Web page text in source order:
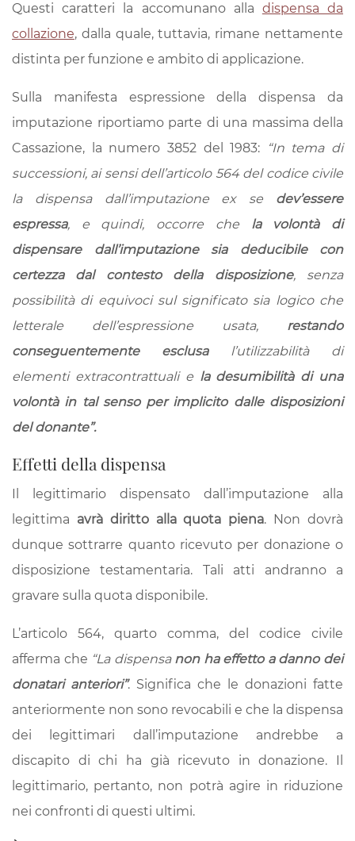
Questi caratteri la accomunano alla dispensa da
collazione, dalla quale, tuttavia, rimane nettamente
distinta per funzione e ambito di applicazione.
Sulla manifesta espressione della dispensa da
imputazione riportiamo parte di una massima della
Cassazione, la numero 3852 del 1983:
“In tema di
successioni, ai sensi dell’articolo 564 del codice civile
la dispensa dall’imputazione ex se dev’essere
espressa, e quindi, occorre che la volontà di
dispensare dall’imputazione sia deducibile con
certezza dal contesto della disposizione, senza
possibilità di equivoci sul significato sia logico che
letterale dell’espressione usata, restando
conseguentemente esclusal’utilizzabilità di
elementi extracontrattuali e la desumibilità di una
volontà in tal senso per implicito dalle disposizioni
del donante”.
Effetti della dispensa
Il legittimario dispensato dall’imputazione alla
legittima avrà diritto alla quota piena. Non dovrà
dunque sottrarre quanto ricevuto per donazione o
disposizione testamentaria. Tali atti andranno a
gravare sulla quota disponibile.
L’articolo 564, quarto comma, del codice civile
afferma che “La dispensa non ha effetto a danno dei
donatari anteriori”. Significa che le donazioni fatte
anteriormente non sono revocabili e che la dispensa
dei legittimari dall’imputazione andrebbe a
discapito di chi ha già ricevuto in donazione. Il
legittimario, pertanto, non potrà agire in riduzione
nei confronti di questi ultimi.